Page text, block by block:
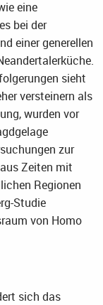
eine
bei der
einer generellen
sieht
versteinern als
wurden vor
zur
Zeiten mit
Regionen
Studie
von Homo
sich das